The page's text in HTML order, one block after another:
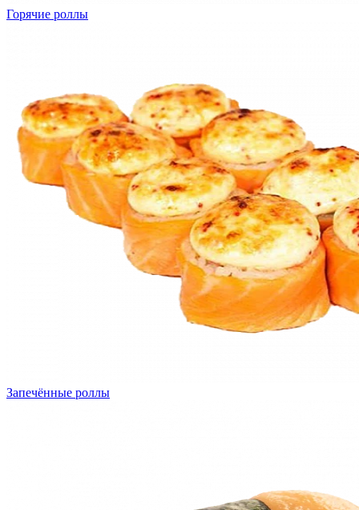
Горячие роллы
Запечённые роллы